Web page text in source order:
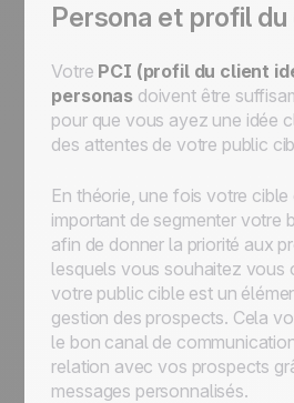
Persona et profil
Votre PCI (profil du client
personas doivent être
pour que vous ayez une idée
des attentes de votre public
En théorie, une fois votre cible
important de segmenter votre
afin de donner la priorité aux
lesquels vous souhaitez vous
votre public cible est un
gestion des prospects. Cela
le bon canal de
relation avec vos prospects
messages personnalisés.